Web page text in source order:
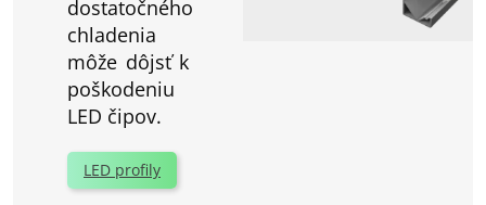
dostatočného
chladenia
môže dôjsť k
poškodeniu
LED čipov.
LED profily